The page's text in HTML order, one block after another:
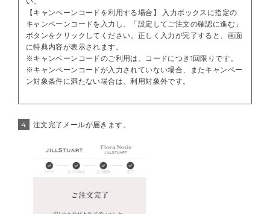
【キャンペーンコードを利用する場合】 入力ボックスに指定の
キャンペーンコードを入力し、「設定してご注文の確認に進む」
ボタンをクリックしてください。正しく入力が完了すると、画面
に特典内容が表示されます。
※キャンペーンコードのご利用は、コードにつき1回限りです。
※キャンペーンコードが入力されていない場合、またキャンペー
ン対象条件に満たない場合は、利用対象外です。
4 注文完了メールが届きます。